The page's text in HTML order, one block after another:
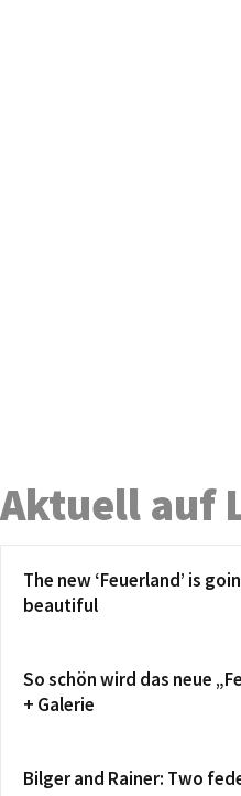
Aktuell auf
The new ‘Feuerland’ is
beautiful
So schön wird das neue
+ Galerie
Bilger and Rainer: Two